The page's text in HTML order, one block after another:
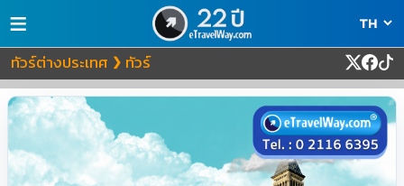
≡
ทัวร์ต่างประเทศ ❯ ทัวร์